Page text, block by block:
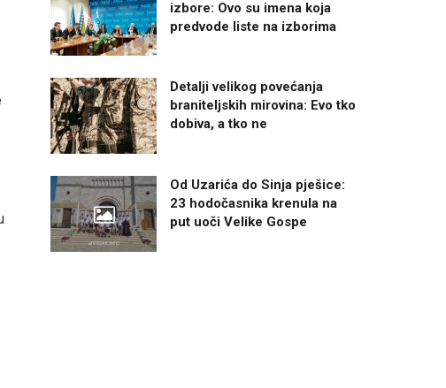
izbore: Ovo su imena koja
predvode liste na izborima
Detalji velikog povećanja
braniteljskih mirovina: Evo tko
dobiva, a tko ne
Od Uzarića do Sinja pješice:
23 hodočasnika krenula na
put uoči Velike Gospe